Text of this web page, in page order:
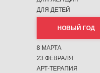
ДЛЯ ДЕТЕЙ
НОВЫЙ ГОД
8 МАРТА
23 ФЕВРАЛЯ
АРТ-ТЕРАПИЯ